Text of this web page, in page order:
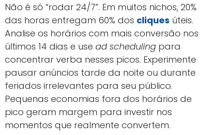
Não é só “rodar 24/7”. Em muitos nichos, 20%
das horas entregam 60% dos cliques úteis.
Analise os horários com mais conversão nos
últimos 14 dias e use ad scheduling para
concentrar verba nesses picos. Experimente
pausar anúncios tarde da noite ou durante
feriados irrelevantes para seu público.
Pequenas economias fora dos horários de
pico geram margem para investir nos
momentos que realmente convertem.